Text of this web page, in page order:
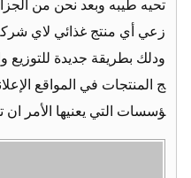
تحيه طيبه وبعد نحن من
زعي أي منتج غذائي لاي
ودلك بطريقة جديدة للتوزيع
ج المنتجات في المواقع
ؤسسات التي يعنيها الأمر ان